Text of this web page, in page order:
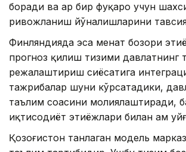
боради ва ҳар бир фуқаро учун
ривожланиш йўналишларини
Финляндияда эса меҳнат бозори
прогноз қилиш тизими давлатнинг
режалаштириш сиёсатига
тажрибалар шуни кўрсатадики,
таълим соҳасини молиялаштиради,
иқтисодиёт эҳтиёжлари билан ҳам
Қозоғистон танлаган модель